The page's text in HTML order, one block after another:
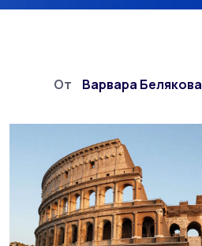
От Варвара Белякова